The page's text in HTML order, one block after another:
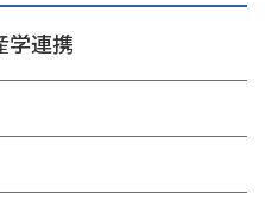
学連携